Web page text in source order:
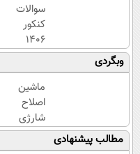
سوالات
کنکور
1406
همه
رشته‌ها
لو
رفت!!!!!
وبگردی
ماشین
اصلاح
شارژی
(قیمت
باورنکردنی
مطالب پیشنهادی